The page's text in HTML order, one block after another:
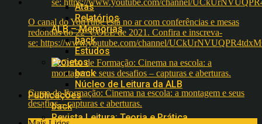
Atas
Relatórios
ALB – Memórias
back
Estudos
Projetos
back
Núcleo de Leitura da ALB
Publicações
back
Revista Leitura: Teoria e Prática
O canal do YouTube está no ar com conferências e mesas
redondas do 22º COLE de 2021. Confira e inscreva-
se: https://www.youtube.com/channel/
Curso de Formação: Cinema na escola: a montagem e seus
desafios – capturas e aberturas.